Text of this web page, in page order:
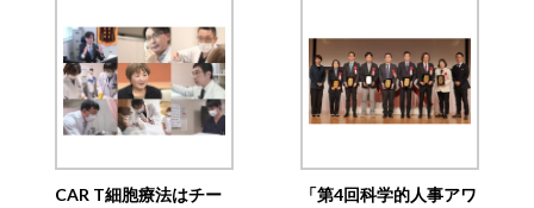
CAR T細胞療法はチー
「第4回科学的人事アワ